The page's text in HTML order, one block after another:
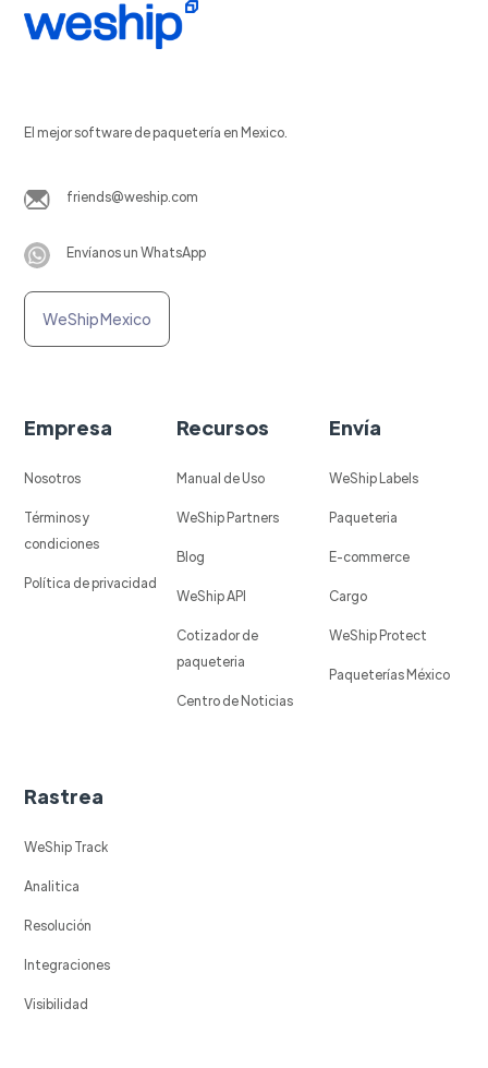
El mejor software de paquetería en Mexico.
friends@weship.com
Envíanos un WhatsApp
WeShip Mexico
Empresa
Nosotros
Términos y
condiciones
Política de privacidad
Recursos
Manual de Uso
WeShip Partners
Blog
WeShip API
Cotizador de
paqueteria
Centro de Noticias
Envía
WeShip Labels
Paqueteria
E-commerce
Cargo
WeShip Protect
Paqueterías México
Rastrea
WeShip Track
Analitica
Resolución
Integraciones
Visibilidad